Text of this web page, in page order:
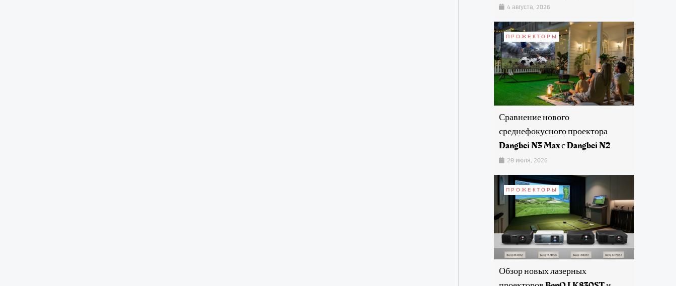
4 августа, 2026
ПРОЖЕКТОРЫ
Сравнение нового
среднефокусного проектора
Dangbei N3 Max с Dangbei N2
28 июля, 2026
ПРОЖЕКТОРЫ
Обзор новых лазерных